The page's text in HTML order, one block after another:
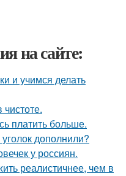
на сайте:
и учимся делать
платить больше.
дополнили?
у россиян.
реалистичнее, чем в